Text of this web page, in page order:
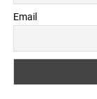
Email